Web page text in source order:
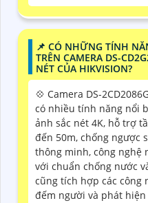
📌 CÓ NHỮNG TÍNH
TRÊN CAMERA DS-
NÉT CỦA HIKVISION?
💠 Camera DS-
có nhiều tính năng nổi
ảnh sắc nét 4K, hỗ trợ
đến 50m, chống ngược
thông minh, công nghệ
với chuẩn chống nước
cũng tích hợp các công
đếm người và phát hiện